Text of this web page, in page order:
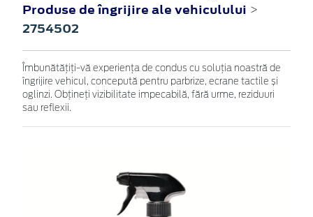
Produse de îngrijire ale vehiculului >
2754502
Îmbunătățiți-vă experiența de condus cu soluția noastră de
îngrijire vehicul, concepută pentru parbrize, ecrane tactile și
oglinzi. Obțineți vizibilitate impecabilă, fără urme, reziduuri
sau reflexii.